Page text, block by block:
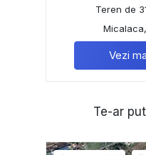
Teren de
Vezi
Te-ar